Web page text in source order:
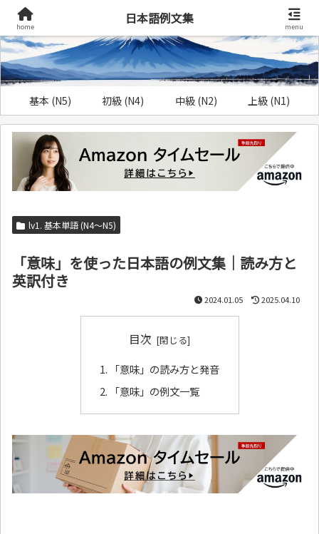
基本 (N5) 初級 (N4) 中級 (N2) 上級 (N1)
lv1. 基本単語 (N4～N5)
「意味」を使った日本語の例文集｜読み方と
英訳付き
2024.01.05 2025.04.10
目次
「意味」の読み方と発音
「意味」の例文一覧
home
日本語例文集
menu